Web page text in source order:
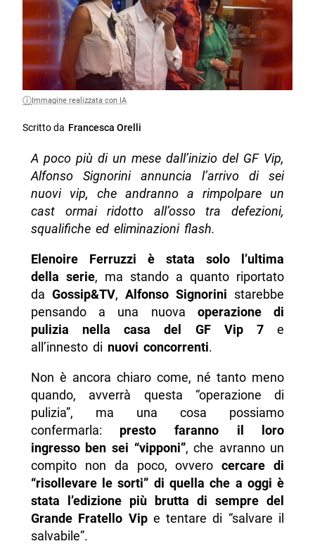
Immagine realizzata con IA
Scritto da Francesca Orelli
A poco più di un mese dall’inizio del GF Vip,
Alfonso Signorini annuncia l’arrivo di sei
nuovi vip, che andranno a rimpolpare un
cast ormai ridotto all’osso tra defezioni,
squalifiche ed eliminazioni flash.
Elenoire Ferruzzi è stata solo l’ultima
della serie, ma stando a quanto riportato
da Gossip&TV, Alfonso Signorini starebbe
pensando a una nuova operazione di
pulizia nella casa del GF Vip 7e
all’innesto di nuovi concorrenti.
Non è ancora chiaro come, né tanto meno
quando, avverrà questa “operazione di
pulizia”, ma una cosa possiamo
confermarla: presto faranno il loro
ingresso ben sei “vipponi”, che avranno un
compito non da poco, ovverocercare di
“risollevare le sorti” di quella che a oggi è
stata l’edizione più brutta di sempre del
Grande Fratello Vip e tentare di “salvare il
salvabile”.